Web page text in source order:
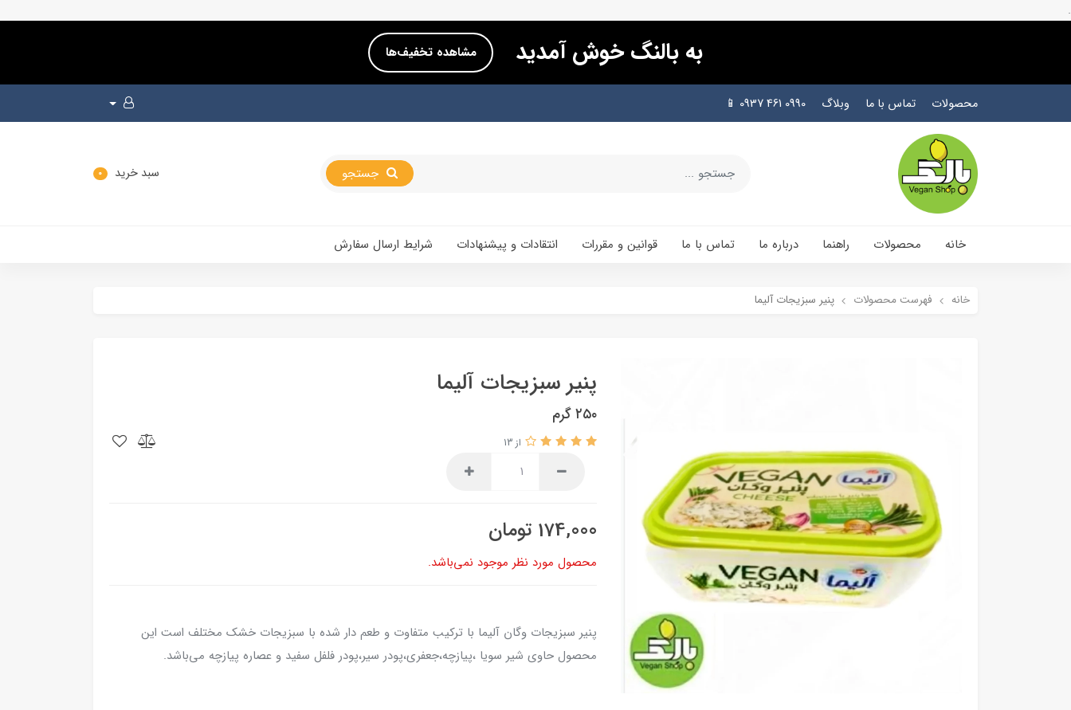
.
به بالنگ خوش آمدید مشاهده تخفیف‌ها
محصولات تماس با ما وبلاگ 0990 461 0937 📱
سبد خرید 0
خانه محصولات راهنما درباره ما تماس با ما قوانین و مقررات انتقادات و پیشنهادات شرایط ارسال سفارش
خانه فهرست محصولات پنیر سبزیجات آلیما
پنیر سبزیجات آلیما
۲۵۰ گرم
از 13
174,000 تومان
محصول مورد نظر موجود نمی‌باشد.
پنیر سبزیجات وگان آلیما با ترکیب متفاوت و طعم دار شده با سبزیجات خشک مختلف است این
محصول حاوی شیر سویا ،پیازچه،جعفری،پودر سیر،پودر فلفل سفید و عصاره پیازچه می‌باشد.